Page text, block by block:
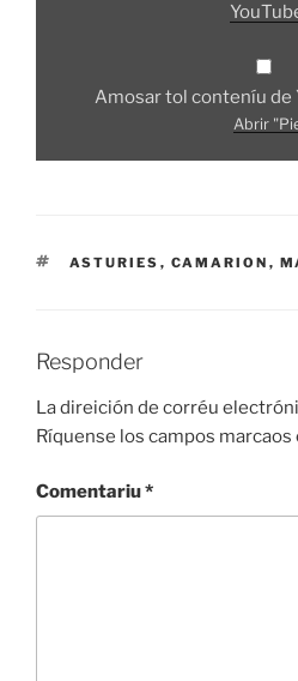
Amosar tol conteníu de
Abrir
ETIQUETES
ASTURIES , CAMARION ,
Responder
La direición de corréu
Ríquense los campos marcaos
Comentariu*